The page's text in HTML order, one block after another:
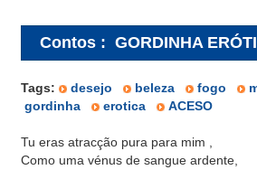
Contos : GORDINHA
Tags: desejo beleza fogo
gordinha
erotica ACESO
Tu eras atracção pura para mim ,
Como uma vénus de sangue ardente,